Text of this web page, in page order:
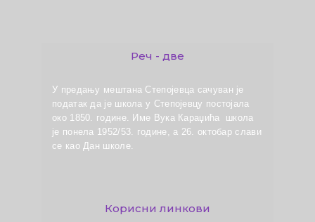
Реч - две
У предању мештана Степојевца сачуван је
податак да је школа у Степојевцу постојала
око 1850. године. Име Вука Караџића школа
је понела 1952/53. године, а 26. октобар слави
се као Дан школе.
Корисни линкови